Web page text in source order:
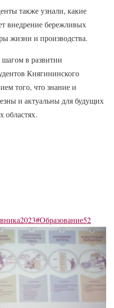
также узнали, какие
внедрение бережливых
жизни и производства.
в развитии
Княгининского
того, что знание и
и актуальны для будущих
областях.
#Образование52